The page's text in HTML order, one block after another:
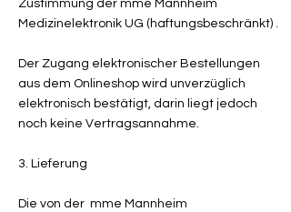
Zustimmung der mme Mannheim
Medizinelektronik UG (haftungsbeschränkt) .
Der Zugang elektronischer Bestellungen
aus dem Onlineshop wird unverzüglich
elektronisch bestätigt, darin liegt jedoch
noch keine Vertragsannahme.
3. Lieferung
Die von der mme Mannheim